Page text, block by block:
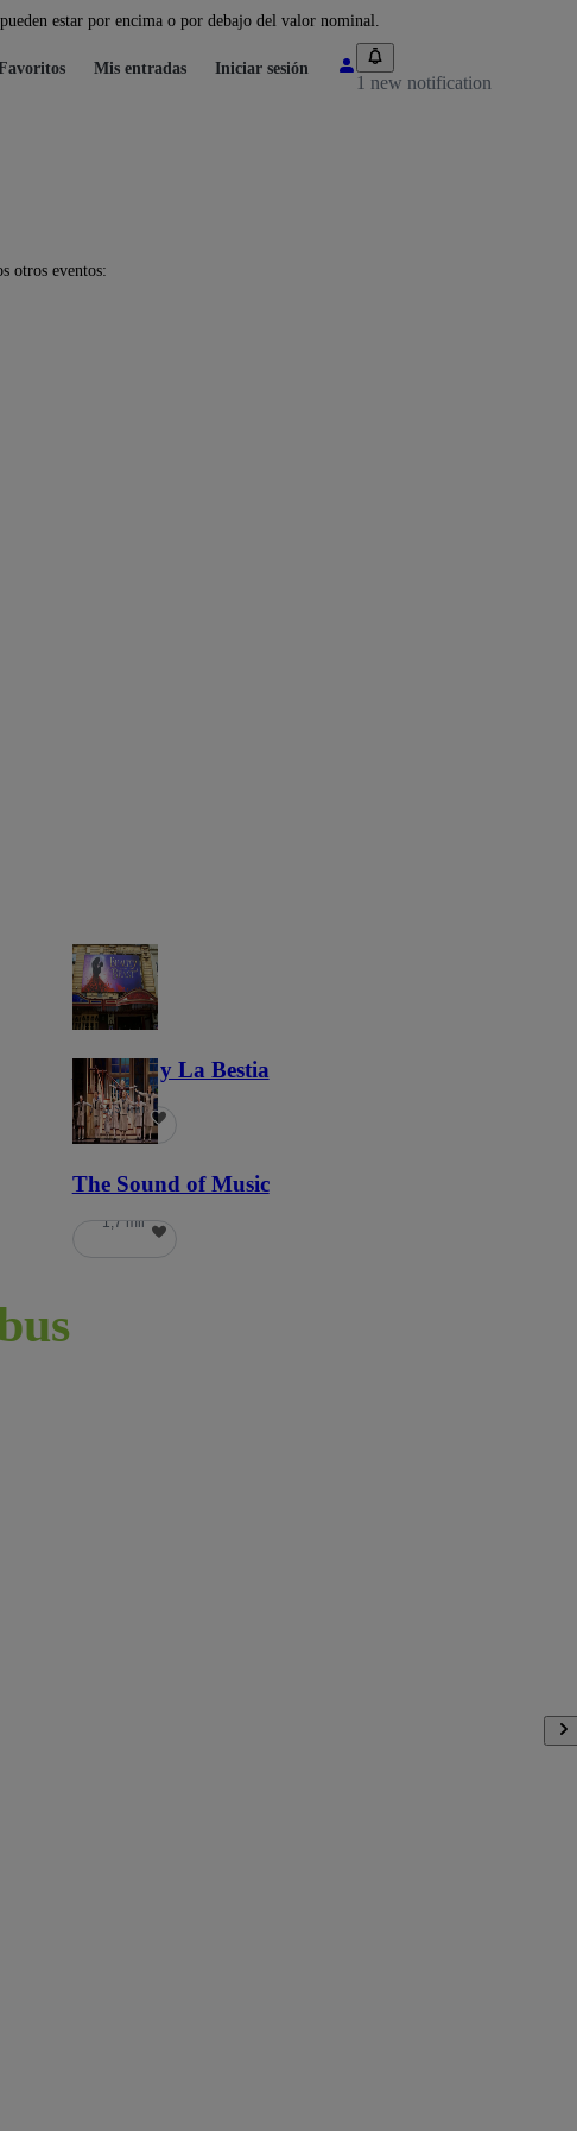
estar por encima o por debajo del valor nominal.
Mis entradas Iniciar sesión
1 new notification
otros eventos:
La Bella y La Bestia
5,9 mil
The Sound of Music
1,7 mil